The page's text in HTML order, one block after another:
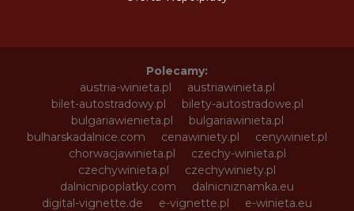
Polecamy:
austria-winieta.pl
austriawinieta.pl
bilet-autostradowy.pl
bilety-autostradowe.pl
bulgariawienieta.pl
bulgariawinieta.pl
bulharskadalnice.com
cenawiniety.pl
cenywiniet.pl
chorwacjawinieta.pl
czechy-winieta.pl
czechywinieta.pl
czechywiniety.pl
dalnicnipoplatky.com
dalnicniznamka.eu
digital-vignette.de
e-vignette.pl
e-winieta.eu